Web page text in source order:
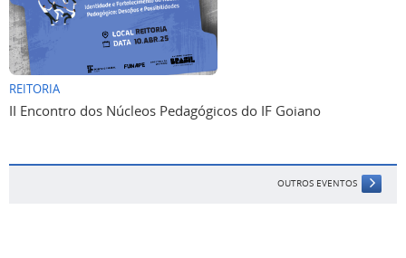
REITORIA
II Encontro dos Núcleos Pedagógicos do IF Goiano
OUTROS EVENTOS